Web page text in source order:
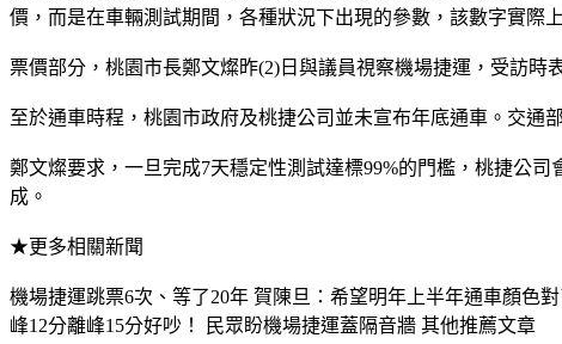
價，而是在車輛測試期間，各種狀況下出現的參數，該數字實際
票價部分，桃園市長鄭文燦昨(2)日與議員視察機場捷運，受訪
至於通車時程，桃園市政府及桃捷公司並未宣布年底通車。交通
鄭文燦要求，一旦完成7天穩定性測試達標99%的門檻，桃捷公
成。
★更多相關新聞
機場捷運跳票6次、等了20年 賀陳旦：希望明年上半年通車顏色
峰12分離峰15分好吵！ 民眾盼機場捷運蓋隔音牆 其他推薦文章